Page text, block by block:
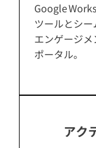
Google
ツールとシ
エンゲージ
ポータル。
アク